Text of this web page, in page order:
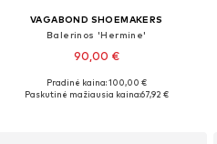
VAGABOND SHOEMAKERS
Balerinos 'Hermine'
90,00 €
Yra daugybė dydžių
Pradinė kaina: 100,00 €
Paskutinė mažiausia kaina:67,92 €